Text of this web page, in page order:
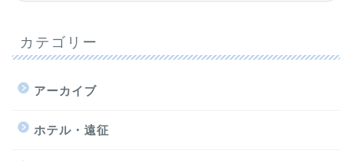
カテゴリー
アーカイブ
ホテル・遠征